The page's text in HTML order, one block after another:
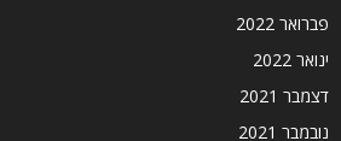
פברואר 2022
ינואר 2022
דצמבר 2021
נובמבר 2021